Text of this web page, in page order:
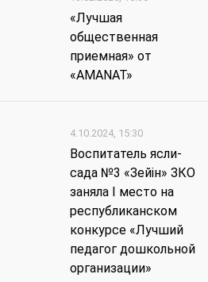
«Лучшая
общественная
приемная» от
«AMANAT»
4.10.2024, 15:30
Воспитатель ясли-
сада №3 «Зейін» ЗКО
заняла I место на
республиканском
конкурсе «Лучший
педагог дошкольной
организации»